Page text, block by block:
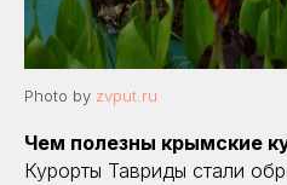
Photo by zvput.ru
Чем полезны крымские
Курорты Тавриды стали